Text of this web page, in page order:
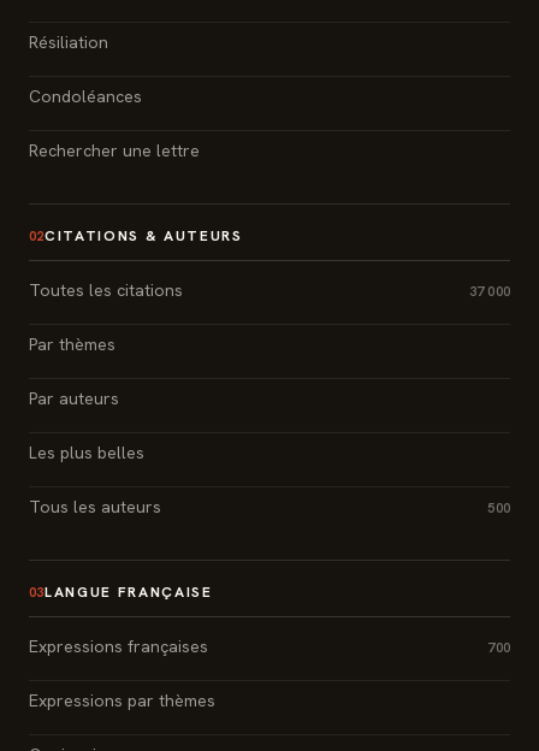
Résiliation
Condoléances
Rechercher une lettre
02CITATIONS & AUTEURS
Toutes les citations 37 000
Par thèmes
Par auteurs
Les plus belles
Tous les auteurs 500
03LANGUE FRANÇAISE
Expressions françaises 700
Expressions par thèmes